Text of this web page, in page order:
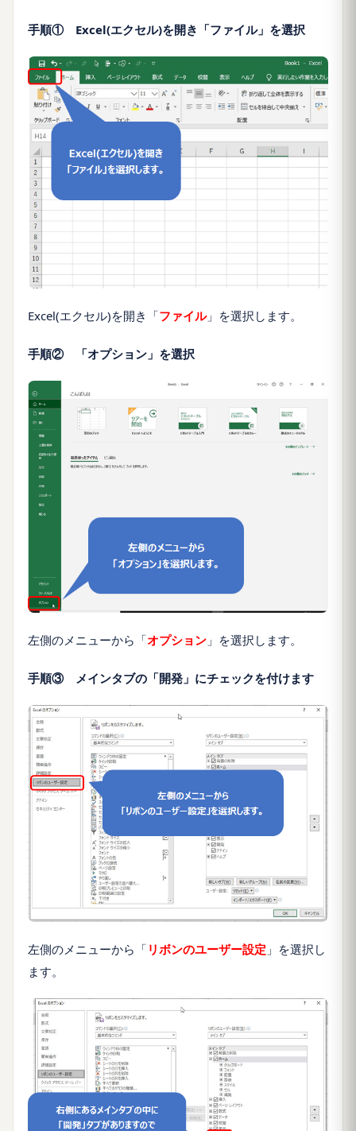
手順① Excel(エクセル)を開き「ファイル」を選択
Excel(エクセル)を開き「ファイル」を選択します。
手順② 「オプション」を選択
左側のメニューから「オプション 」を選択します。
手順③ メインタブの「開発」にチェックを付けます
左側のメニューから「 リボンのユーザー設定 」を選択し
ます。